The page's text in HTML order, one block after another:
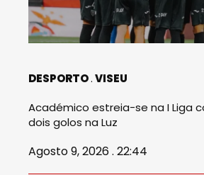
DESPORTO VISEU
Académico estreia-se na I Liga
dois golos na Luz
Agosto 9, 2026 . 22:44